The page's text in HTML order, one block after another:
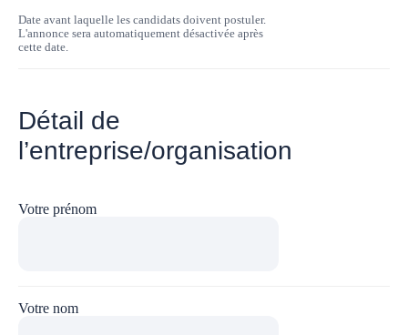
Date avant laquelle les candidats doivent postuler.
L'annonce sera automatiquement désactivée après
cette date.
Détail de
l’entreprise/organisation
Votre prénom
Votre nom